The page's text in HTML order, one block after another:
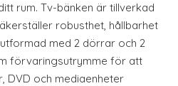
rum. Tv-bänken är tillverkad
robusthet, hållbarhet
med 2 dörrar och 2
förvaringsutrymme för att
DVD och mediaenheter